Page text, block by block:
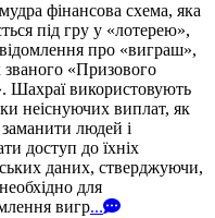
фінансова схема, яка
під гру у «лотерею»,
про «виграш»,
званого «Призового
Шахраї використовують
неіснуючих виплат, як
заманити людей і
доступ до їхніх
даних, стверджуючи,
для
вигр...